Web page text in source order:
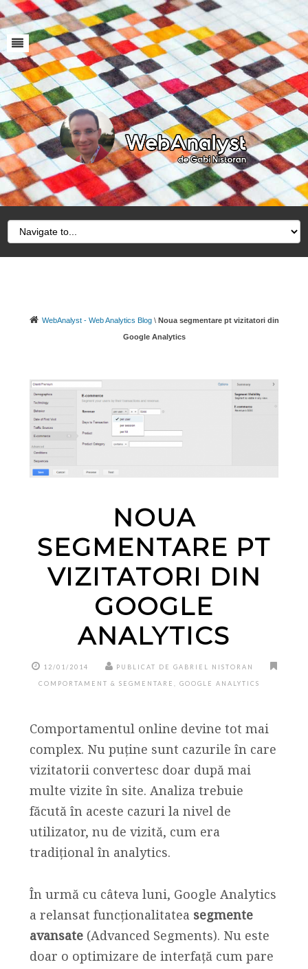
WebAnalyst - Web Analytics Blog\ Noua segmentare pt vizitatori din
Google Analytics
NOUA
SEGMENTARE PT
VIZITATORI DIN
GOOGLE
ANALYTICS
12/01/2014 PUBLICAT DE GABRIEL NISTORAN
COMPORTAMENT & SEGMENTARE GOOGLE ANALYTICS
Comportamentul online devine tot mai
complex. Nu puține sunt cazurile în care
vizitatorii convertesc doar după mai
multe vizite în site. Analiza trebuie
făcută în aceste cazuri la nivel de
utilizator, nu de vizită, cum era
tradițional în analytics.
În urmă cu câteva luni, Google Analytics
a relansat funcționalitatea segmente
avansate(Advanced Segments). Nu este
doar o optimizare de interfață cum pare